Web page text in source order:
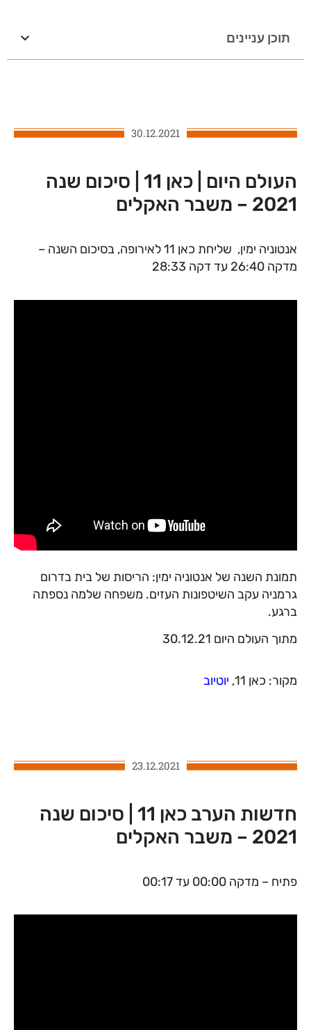
תוכן עניינים
30.12.2021
העולם היום | כאן 11 | סיכום שנה
2021 – משבר האקלים
אנטוניה ימין, שליחת כאן 11 לאירופה, בסיכום השנה –
מדקה 26:40 עד דקה 28:33
תמונת השנה של אנטוניה ימין: הריסות של בית בדרום
גרמניה עקב השיטפונות העזים. משפחה שלמה נספתה
ברגע.
מתוך העולם היום 30.12.21
מקור: כאן 11, יוטיוב
23.12.2021
חדשות הערב כאן 11 | סיכום שנה
2021 – משבר האקלים
פתיח – מדקה 00:00 עד 00:17